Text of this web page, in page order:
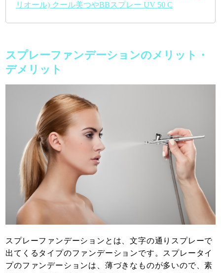
リオール) クール美つやBBスプレー UV 50 C
スプレーファンデーションのメリット・
デメリット
スプレーファンデーションとは、文字の通りスプレーで
出てくるタイプのファンデーションです。スプレータイ
プのファンデーションは、薄づきなものが多いので、素